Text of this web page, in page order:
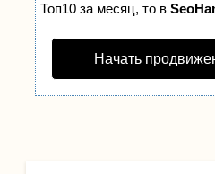
Топ10 за месяц, то в
Начать